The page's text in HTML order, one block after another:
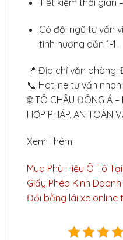
Có đội ngũ tư vấn
tình hướng dẫn 1-1.
📍 Địa chỉ văn phòng:
📞 Hotline tư vấn
🌐 TÔ CHÂU ĐÔNG Á –
HỢP PHÁP, AN TOÀN
Xem Thêm:
Mua Phù Hiệu Ô Tô
Giấy Phép Kinh
Đổi bằng lái xe online